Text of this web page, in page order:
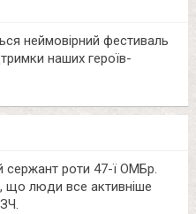
неймовірний фестиваль
наших героїв-
сержант роти 47-ї ОМБр.
що люди все активніше